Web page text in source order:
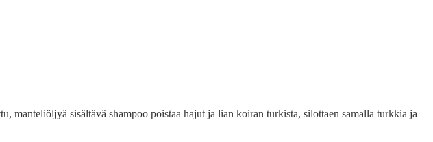
manteliöljyä sisältävä shampoo poistaa hajut ja lian koiran turkista, silottaen samalla turkkia ja